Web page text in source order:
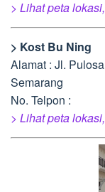
> Lihat peta
> Kost Bu Ning
Alamat : Jl.
Semarang
No. Telpon :
> Lihat peta